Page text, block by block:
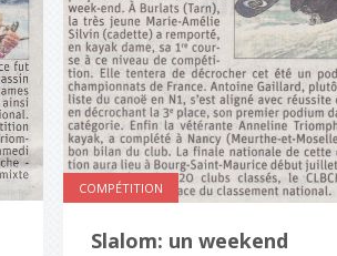
COMPÉTITION
Slalom: un weekend